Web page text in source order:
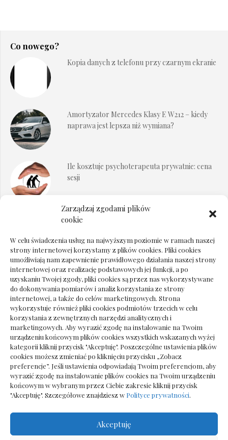
Zarządzaj zgodami plików
cookie
W celu świadczenia usług na najwyższym poziomie w ramach naszej
strony internetowej korzystamy z plików cookies. Pliki cookies
umożliwiają nam zapewnienie prawidłowego działania naszej strony
internetowej oraz realizację podstawowych jej funkcji, a po
uzyskaniu Twojej zgody, pliki cookies są przez nas wykorzystywane
do dokonywania pomiarów i analiz korzystania ze strony
internetowej, a także do celów marketingowych. Strona
wykorzystuje również pliki cookies podmiotów trzecich w celu
korzystania z zewnętrznych narzędzi analitycznych i
marketingowych. Aby wyrazić zgodę na instalowanie na Twoim
urządzeniu końcowym plików cookies wszystkich wskazanych wyżej
kategorii kliknij przycisk "Akceptuję". Poszczególne ustawienia plików
cookies możesz zmieniać po kliknięciu przycisku „Zobacz
preferencje”. Jeśli ustawienia odpowiadają Twoim preferencjom, aby
wyrazić zgodę na instalowanie plików cookies na Twoim urządzeniu
końcowym w wybranym przez Ciebie zakresie kliknij przycisk
"Akceptuję". Szczegółowe znajdziesz w Polityce prywatności.
Akceptuję
Co nowego?
Kopia danych z telefonu przy czarnym ekranie
Amortyzator Mercedes Klasy E W212 – kiedy
naprawa jest lepsza niż wymiana?
Ile kosztuje psychoterapeuta prywatnie: cena
sesji
Dokumenty do odbioru przy zmianie biura
Deska podłogowa do salonu: jak wybrać bez
pośpiechu